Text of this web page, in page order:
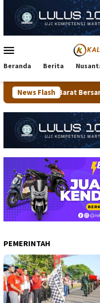
konten
Mobile
Beranda Berita
News Flash
Bersama Personel Dit
PEMERINTAH